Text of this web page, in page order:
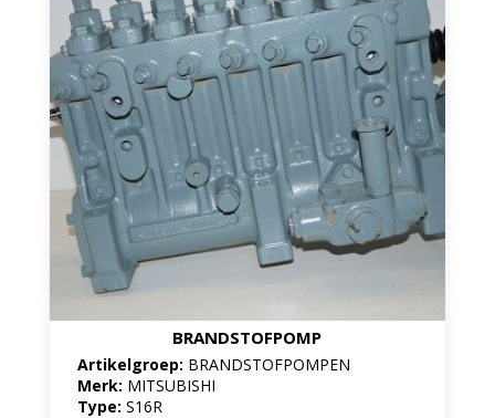
BRANDSTOFPOMP
Artikelgroep: BRANDSTOFPOMPEN
Merk: MITSUBISHI
Type: S16R